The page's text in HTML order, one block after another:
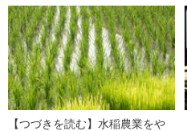
【つづきを読む】水稲農業をや